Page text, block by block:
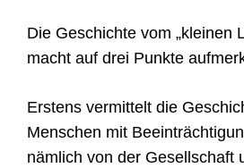
Die Geschichte vom „kleinen
macht auf drei Punkte
Erstens vermittelt die
Menschen mit
nämlich von der Gesellschaft